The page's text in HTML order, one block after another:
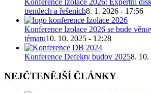
trendech a řešeních8. 1. 2026 - 17:56
Konference Izolace 2026 se bude
tématu10. 10. 2025 - 12:28
Konference Defekty budov 20258. 10.
NEJČTENĚJŠÍ ČLÁNKY